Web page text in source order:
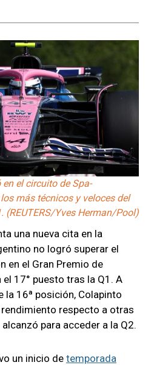
el circuito de Spa-
más técnicos y veloces del
(REUTERS/Yves Herman/Pool)
una nueva cita en la
no logró superar el
en el Gran Premio de
17° puesto tras la Q1. A
la 16ª posición, Colapinto
respecto a otras
para acceder a la Q2.
un inicio de temporada